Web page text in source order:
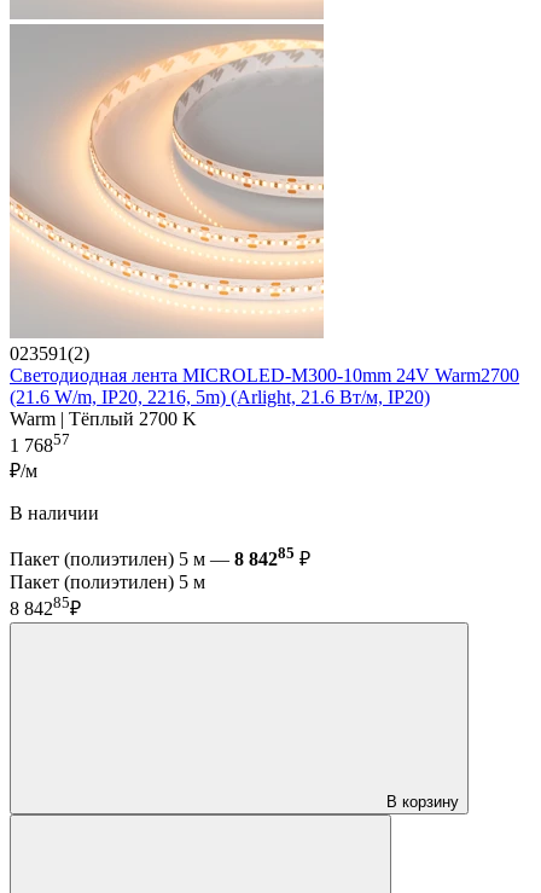
023591(2)
Светодиодная лента MICROLED-M300-10mm 24V Warm2700
(21.6 W/m, IP20, 2216, 5m) (Arlight, 21.6 Вт/м, IP20)
Warm | Тёплый 2700 K
1 76857
₽/м
В наличии
Пакет (полиэтилен) 5 м — 8 84285 ₽
Пакет (полиэтилен) 5 м
8 84285₽
В корзину